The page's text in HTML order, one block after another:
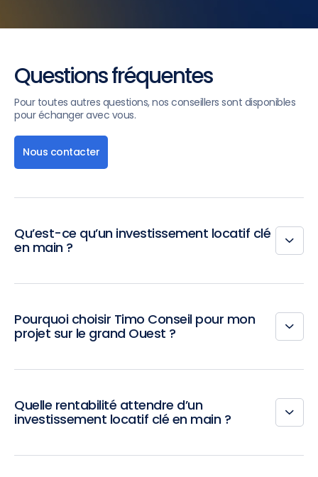
Questions fréquentes
Pour toutes autres questions, nos conseillers sont disponibles
pour échanger avec vous.
Nous contacter
Qu’est-ce qu’un investissement locatif clé
en main ?
Pourquoi choisir Timo Conseil pour mon
projet sur le grand Ouest ?
Quelle rentabilité attendre d’un
investissement locatif clé en main ?